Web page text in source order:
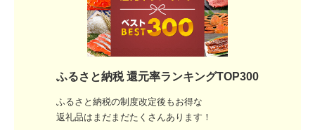
ふるさと納税 還元率ランキングTOP300
ふるさと納税の制度改定後もお得な
返礼品はまだまだたくさんあります！